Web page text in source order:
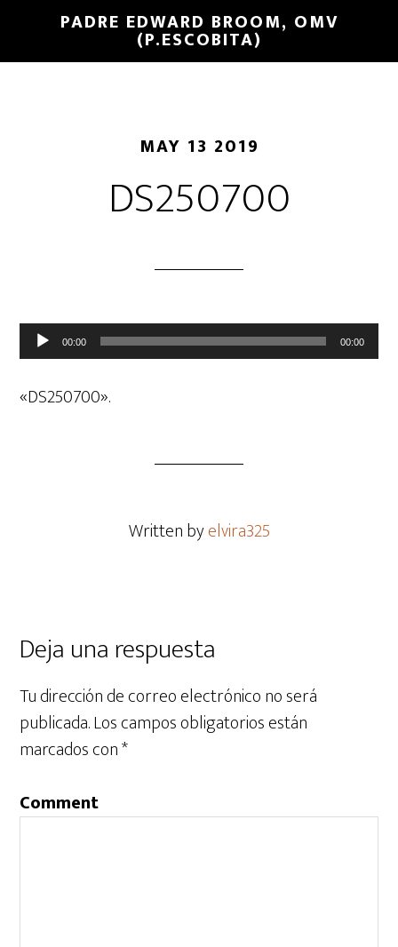
PADRE EDWARD BROOM, OMV
(P.ESCOBITA)
MAY 13 2019
DS250700
Reproductor
de
audio
00:00 00:00
«DS250700».
Written byelvira325
Deja una respuesta
Tu dirección de correo electrónico no será
publicada.Los campos obligatorios están
marcados con*
Comment